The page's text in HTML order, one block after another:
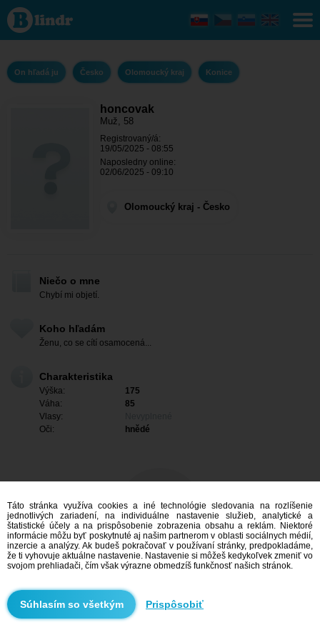
honcovak -
On hľadá
ju
Olomoucký
Konice
On hľadá ju Česko Olomoucký kraj Konice
honcovak
Muž, 58
Registrovaný/á:
19/05/2025 - 08:55
Naposledny online:
02/06/2025 - 09:10
Olomoucký kraj - Česko
Niečo o mne
Chybí mi objetí.
Koho hľadám
Ženu, co se cítí osamocená...
Charakteristika
Výška:
175
Váha:
85
Vlasy:
Oči:
hnědé
Mám záujem
Vyhľadávanie
Táto stránka využíva cookies a iné technológie sledovania na rozlíšenie
jednotlivých zariadení, na individuálne nastavenie služieb, analytické a
štatistické účely a na prispôsobenie zobrazenia obsahu a reklám. Niektoré
informácie môžu byť poskytnuté aj našim partnerom v oblasti sociálnych médií,
inzercie a analýzy. Ak budeš pokračovať v používaní stránky, predpokladáme,
že ti vyhovuje aktuálne nastavenie. Nastavenie si môžeš kedykoľvek zmeniť vo
svojom prehliadači, čím však výrazne obmedzíš funkčnosť našich stránok.
Prispôsobiť